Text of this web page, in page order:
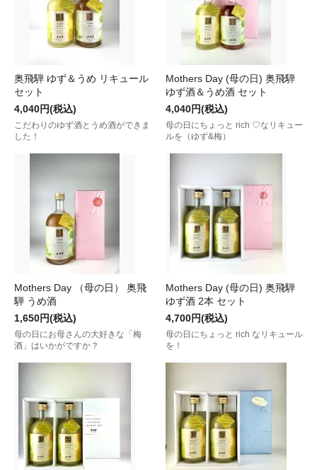
奥飛騨 ゆず＆うめ リキュール
セット
4,040円(税込)
こだわりのゆず酒とうめ酒ができま
した！
Mothers Day (母の日) 奥飛騨
ゆず酒＆うめ酒 セット
4,040円(税込)
母の日にちょっと rich ♡なリキュー
ルを（ゆず&梅）
Mothers Day （母の日） 奥飛
騨 うめ酒
1,650円(税込)
母の日にお母さんの大好きな「梅
酒」はいかがですか？
Mothers Day (母の日) 奥飛騨
ゆず酒 2本 セット
4,700円(税込)
母の日にちょっと rich なリキュール
を！